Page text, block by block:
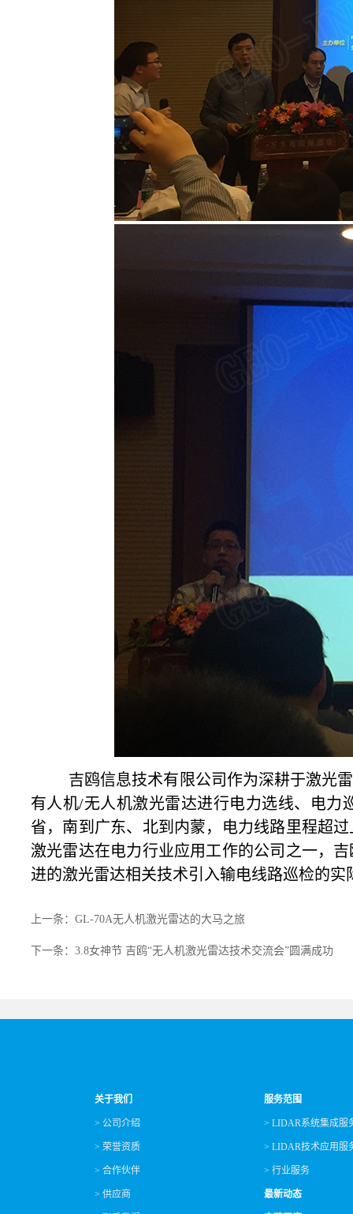
吉鸥信息技术有限公司作为深耕于激光
有人机/无人机激光雷达进行电力选线、电力
省，南到广东、北到内蒙，电力线路里程超
激光雷达在电力行业应用工作的公司之一，
进的激光雷达相关技术引入输电线路巡检的
上一条：GL-70A无人机激光雷达的大马之旅
下一条：3.8女神节 吉鸥“无人机激光雷达技术交流会”圆满成功
关于我们
> 公司介绍
> 荣誉资质
> 合作伙伴
> 供应商
服务范围
> LIDAR系统集成服
> LIDAR技术应用服
> 行业服务
最新动态